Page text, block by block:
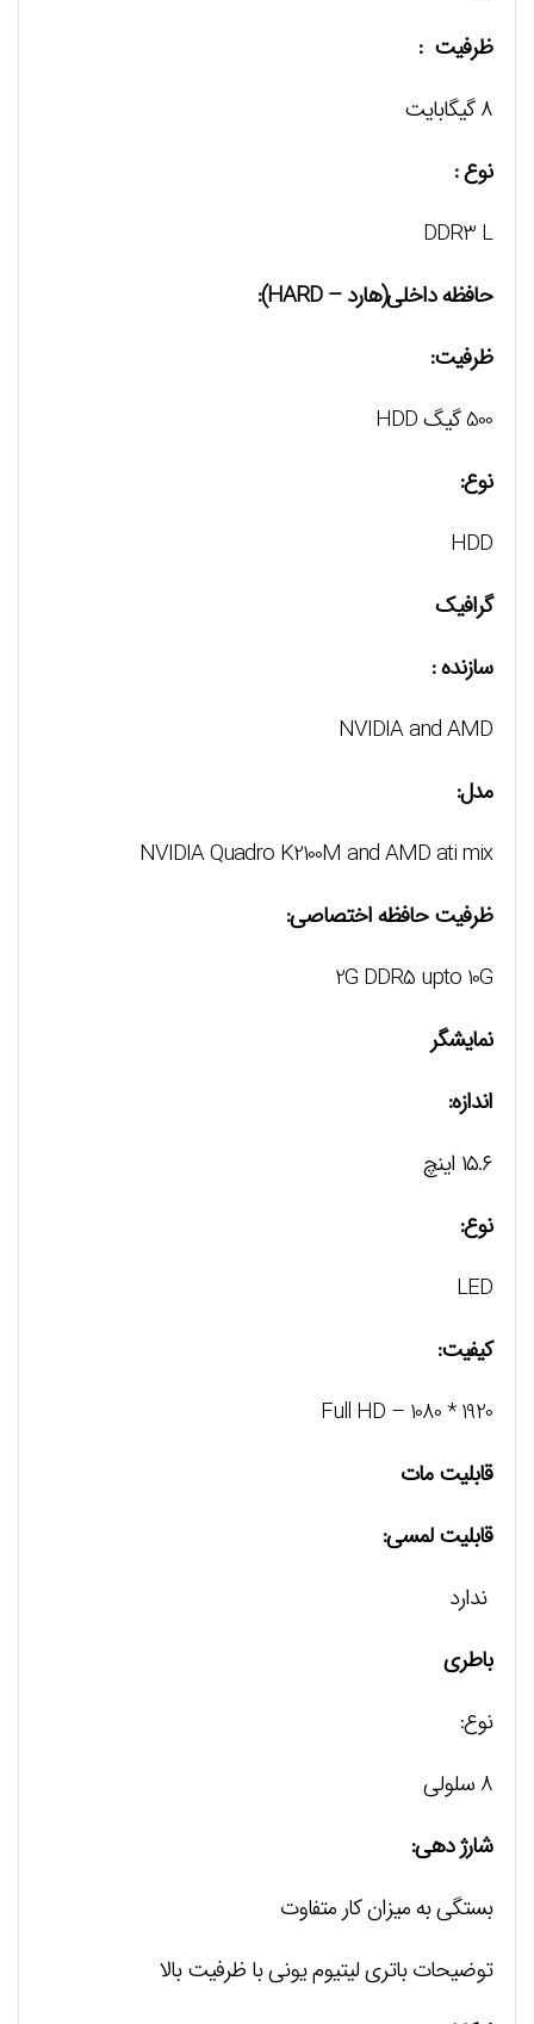
ظرفیت :
۸ گیگابایت
نوع :
DDR3 L
حافظه داخلی(هارد – HARD):
ظرفیت:
500 گيگ HDD
نوع:
HDD
گرافیک
سازنده :
NVIDIA and AMD
مدل:
NVIDIA Quadro K2100M and AMD ati mix
ظرفیت حافظه اختصاصی:
2G DDR5 upto 10G
نمایشگر
اندازه:
۱۵.۶ اینچ
نوع:
LED
کیفیت:
Full HD – 1080 * 1920
قابلیت مات
قابلیت لمسی:
ندارد
باطری
نوع:
۸ سلولی
شارژ دهی:
بستگی به میزان کار متفاوت
توضیحات باتری لیتیوم یونی با ظرفیت بالا